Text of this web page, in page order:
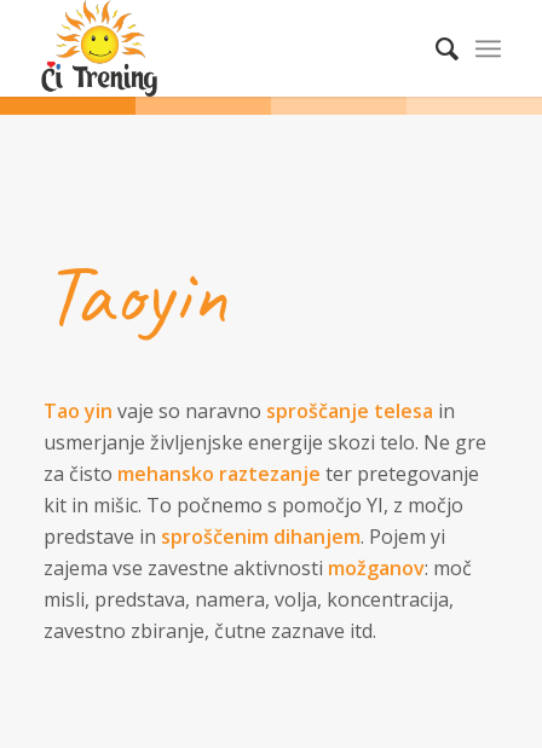
Taoyin
Tao yin vaje so naravno sproščanje telesa in
usmerjanje življenjske energije skozi telo. Ne gre
za čisto mehansko raztezanje ter pretegovanje
kit in mišic. To počnemo s pomočjo YI, z močjo
predstave in sproščenim dihanjem. Pojem yi
zajema vse zavestne aktivnosti možganov: moč
misli, predstava, namera, volja, koncentracija,
zavestno zbiranje, čutne zaznave itd.